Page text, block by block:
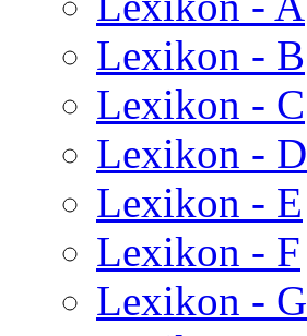
Lexikon - B
Lexikon - C
Lexikon - D
Lexikon - E
Lexikon - F
Lexikon - G